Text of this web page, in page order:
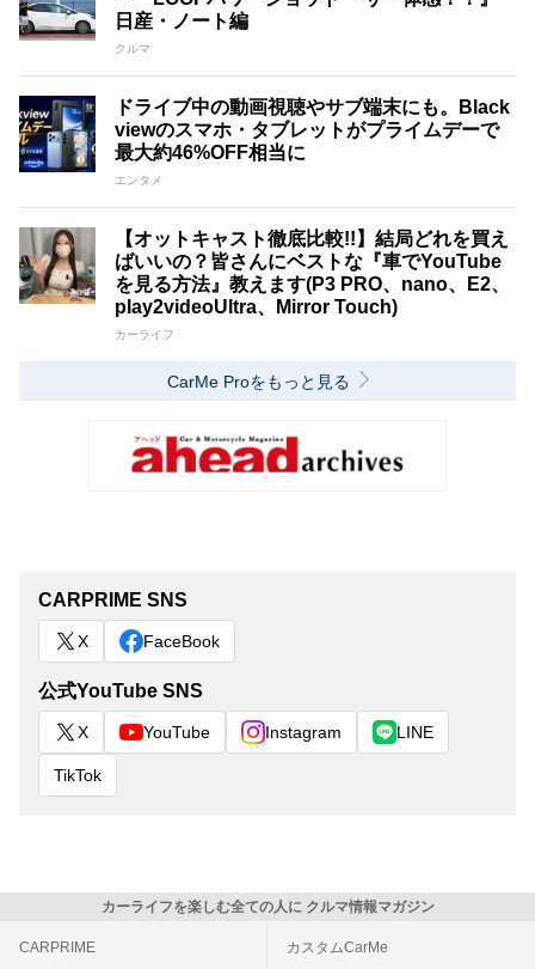
日産・ノート編
クルマ
ドライブ中の動画視聴やサブ端末にも。Black
viewのスマホ・タブレットがプライムデーで
最大約46%OFF相当に
エンタメ
【オットキャスト徹底比較!!】結局どれを買え
ばいいの？皆さんにベストな『車でYouTube
を見る方法』教えます(P3 PRO、nano、E2、
play2videoUltra、Mirror Touch)
カーライフ
CarMe Proをもっと見る
CARPRIME SNS
X FaceBook
公式YouTube SNS
X YouTube Instagram LINE
TikTok
カーライフを楽しむ全ての人に クルマ情報マガジン
CARPRIME カスタムCarMe